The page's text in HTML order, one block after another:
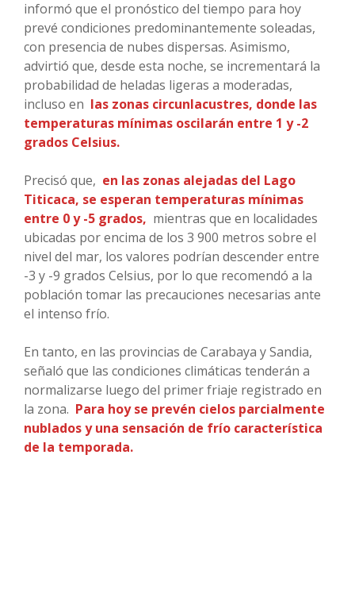
informó que el pronóstico del tiempo para hoy
prevé condiciones predominantemente soleadas,
con presencia de nubes dispersas. Asimismo,
advirtió que, desde esta noche, se incrementará la
probabilidad de heladas ligeras a moderadas,
incluso en las zonas circunlacustres, donde las
temperaturas mínimas oscilarán entre 1 y -2
grados Celsius.
Precisó que, en las zonas alejadas del Lago
Titicaca, se esperan temperaturas mínimas
entre 0 y -5 grados, mientras que en localidades
ubicadas por encima de los 3 900 metros sobre el
nivel del mar, los valores podrían descender entre
-3 y -9 grados Celsius, por lo que recomendó a la
población tomar las precauciones necesarias ante
el intenso frío.
En tanto, en las provincias de Carabaya y Sandia,
señaló que las condiciones climáticas tenderán a
normalizarse luego del primer friaje registrado en
la zona. Para hoy se prevén cielos parcialmente
nublados y una sensación de frío característica
de la temporada.